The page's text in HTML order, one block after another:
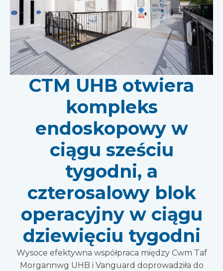
CTM UHB otwiera
kompleks
endoskopowy w
ciągu sześciu
tygodni, a
czterosalowy blok
operacyjny w ciągu
dziewięciu tygodni
Wysoce efektywna współpraca między Cwm Taf
Morgannwg UHB i Vanguard doprowadziła do